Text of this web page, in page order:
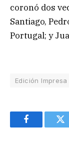
coronó dos
Santiago,
Portugal; y
Edición Impresa
Facebook